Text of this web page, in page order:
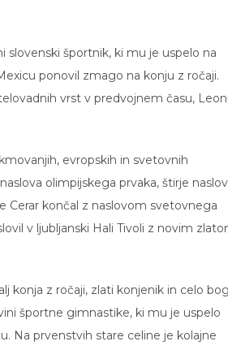
slovenski športnik, ki mu je uspelo na
ponovil zmago na konju z ročaji.
vrst v predvojnem času,
evropskih in svetovnih
olimpijskega prvaka, štirje
Cerar končal z naslovom svetovnega
v ljubljanski Hali Tivoli z novim
konja z ročaji, zlati konjenik in celo bog
športne gimnastike, ki mu je uspelo
Na prvenstvih stare celine je kolajne